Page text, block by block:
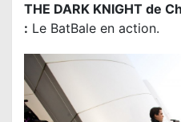
THE DARK KNIGHT de
: Le BatBale en action.